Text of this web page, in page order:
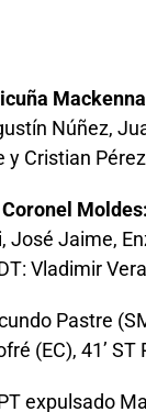
Núñez,
y Cristian
Moldes:
José Jaime,
Vladimir
Pastre
(EC), 41’
expulsado